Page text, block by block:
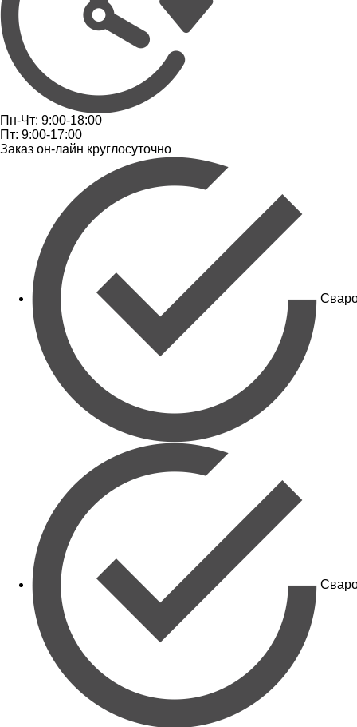
Пн-Чт: 9:00-18:00
Пт: 9:00-17:00
Заказ он-лайн круглосуточно